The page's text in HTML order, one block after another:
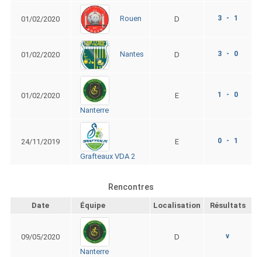
01/02/2020 Rouen D 3 - 1
01/02/2020 Nantes D 3 - 0
01/02/2020
Nanterre
E 1 - 0
24/11/2019
Grafteaux VDA 2
E 0 - 1
Rencontres
Date Équipe Localisation Résultats
09/05/2020
Nanterre
D v